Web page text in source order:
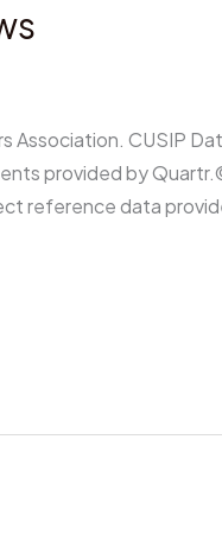
CUSIP
provided by
reference data